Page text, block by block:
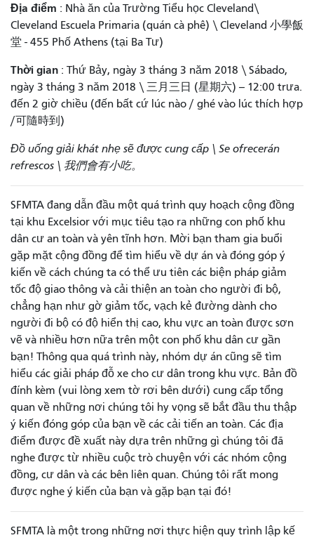
Địa điểm : Nhà ăn của Trường Tiểu học Cleveland\
Cleveland Escuela Primaria (quán cà phê) \ Cleveland 小學飯
堂 - 455 Phố Athens (tại Ba Tư)
Thời gian : Thứ Bảy, ngày 3 tháng 3 năm 2018 \ Sábado,
ngày 3 tháng 3 năm 2018 \ 三月三日 (星期六) -- 12:00 trưa.
đến 2 giờ chiều (đến bất cứ lúc nào / ghé vào lúc thích hợp
/可隨時到)
Đồ uống giải khát nhẹ sẽ được cung cấp \ Se ofrecerán
refrescos \ 我們會有小吃。
SFMTA đang dẫn đầu một quá trình quy hoạch cộng đồng
tại khu Excelsior với mục tiêu tạo ra những con phố khu
dân cư an toàn và yên tĩnh hơn. Mời bạn tham gia buổi
gặp mặt cộng đồng để tìm hiểu về dự án và đóng góp ý
kiến ​​về cách chúng ta có thể ưu tiên các biện pháp giảm
tốc độ giao thông và cải thiện an toàn cho người đi bộ,
chẳng hạn như gờ giảm tốc, vạch kẻ đường dành cho
người đi bộ có độ hiển thị cao, khu vực an toàn được sơn
vẽ và nhiều hơn nữa trên một con phố khu dân cư gần
bạn! Thông qua quá trình này, nhóm dự án cũng sẽ tìm
hiểu các giải pháp đỗ xe cho cư dân trong khu vực. Bản đồ
đính kèm (vui lòng xem tờ rơi bên dưới) cung cấp tổng
quan về những nơi chúng tôi hy vọng sẽ bắt đầu thu thập
ý kiến ​​đóng góp của bạn về các cải tiến an toàn. Các địa
điểm được đề xuất này dựa trên những gì chúng tôi đã
nghe được từ nhiều cuộc trò chuyện với các nhóm cộng
đồng, cư dân và các bên liên quan. Chúng tôi rất mong
được nghe ý kiến ​​của bạn và gặp bạn tại đó!
SFMTA là một trong những nơi thực hiện quy trình lập kế